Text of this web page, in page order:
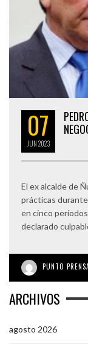
07
JUN2023
El ex alcalde de
prácticas
en cinco
declarado
PUNTO
ARCHIVOS
agosto 2026